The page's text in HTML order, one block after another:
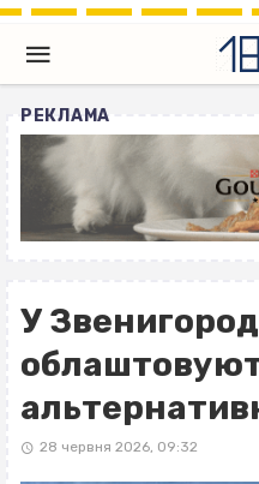
РЕКЛАМА
У
28 червня 2026, 09:32